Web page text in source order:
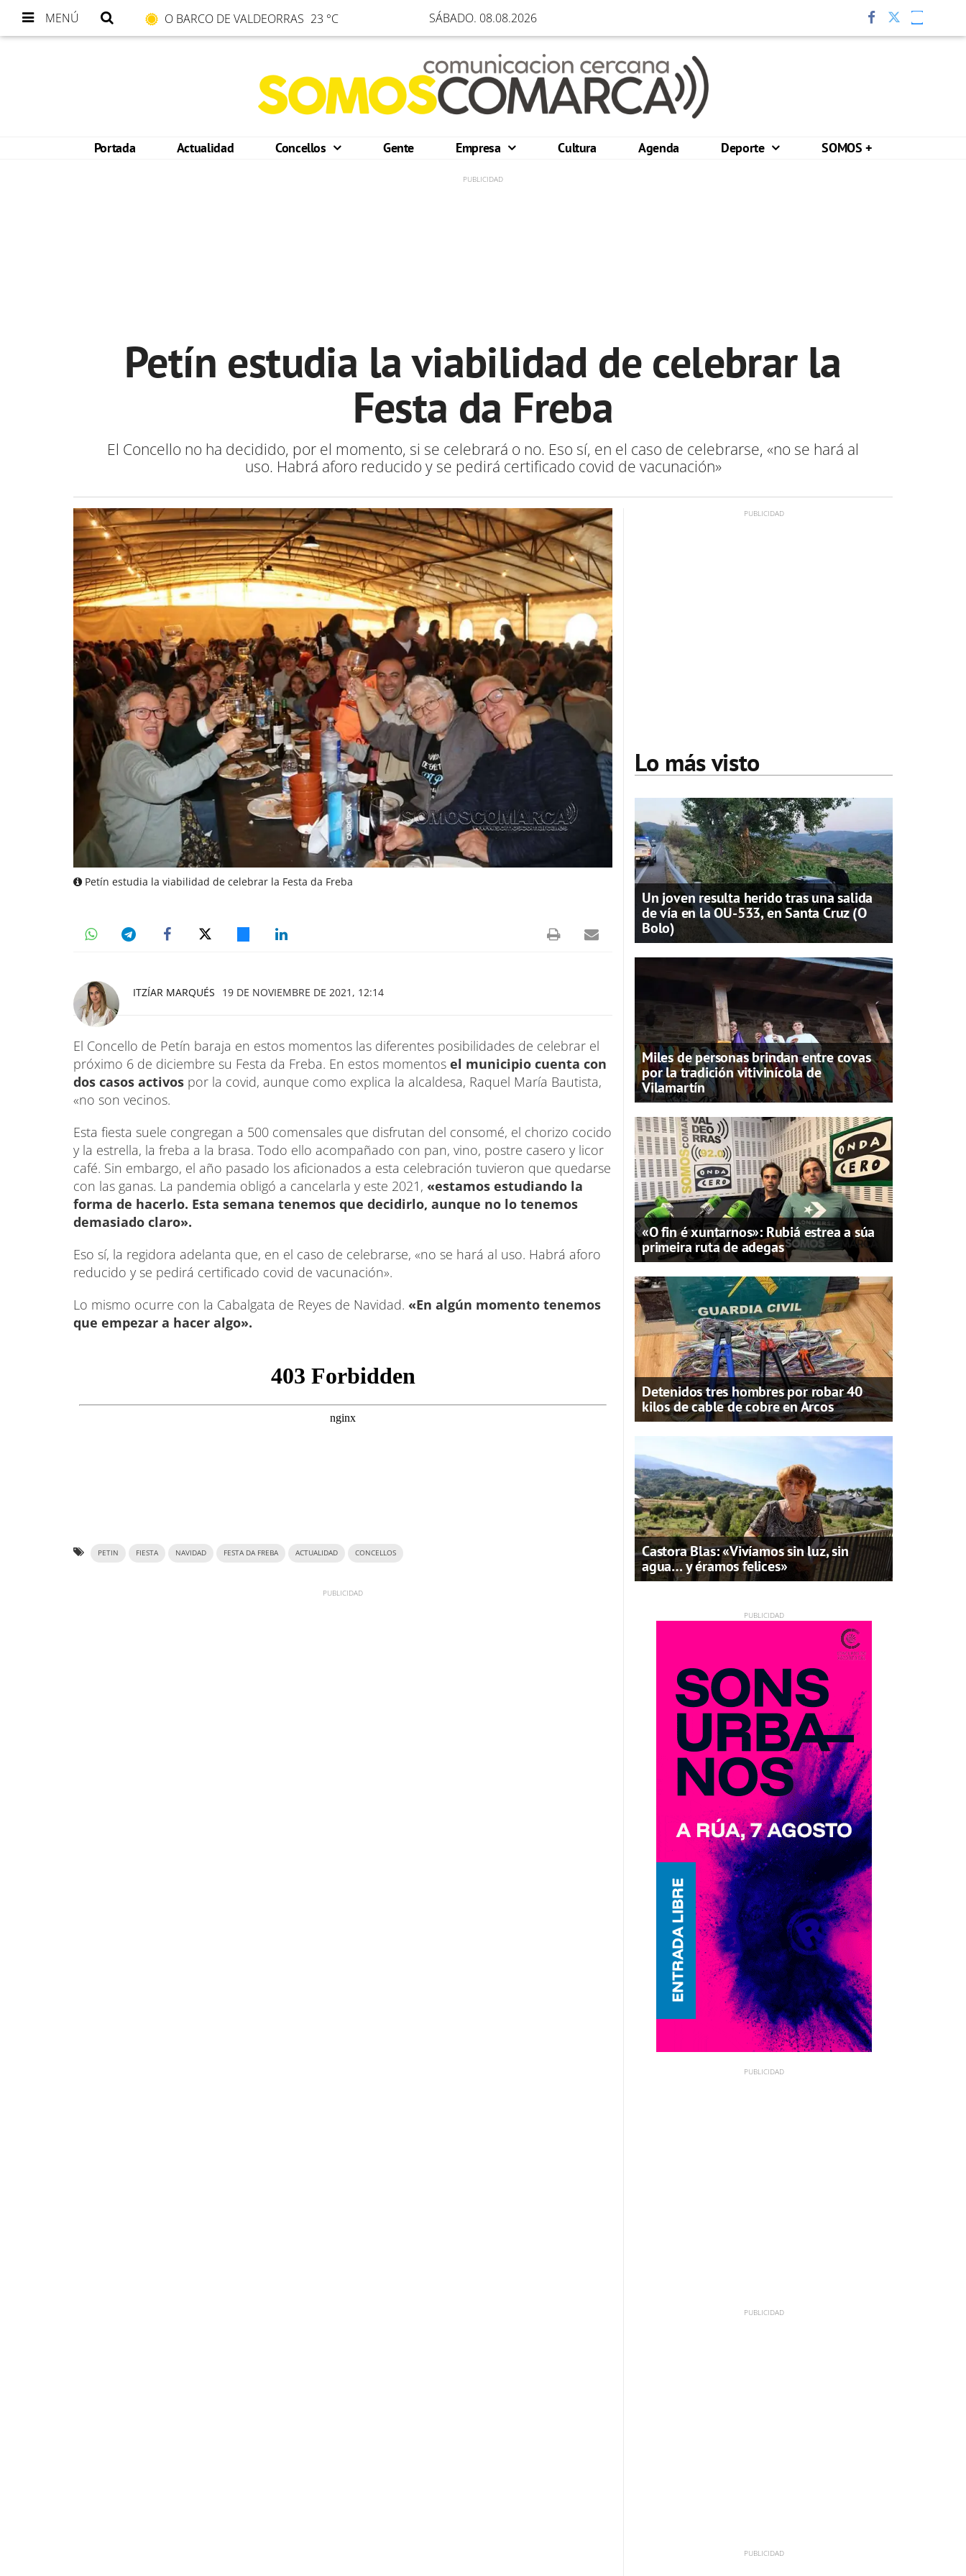
MENÚ O BARCO DE VALDEORRAS 23 °C SÁBADO. 08.08.2026
Portada Actualidad Concellos Gente Empresa Cultura Agenda Deporte SOMOS +
Petín estudia la viabilidad de celebrar la
Festa da Freba
El Concello no ha decidido, por el momento, si se celebrará o no. Eso sí, en el caso de celebrarse, «no se hará al
uso. Habrá aforo reducido y se pedirá certificado covid de vacunación»
Petín estudia la viabilidad de celebrar la Festa da Freba
ITZÍAR MARQUÉS 19 DE NOVIEMBRE DE 2021, 12:14
El Concello de Petín baraja en estos momentos las diferentes posibilidades de celebrar el
próximo 6 de diciembre su Festa da Freba. En estos momentos el municipio cuenta con
dos casos activos por la covid, aunque como explica la alcaldesa, Raquel María Bautista,
«no son vecinos.
Esta fiesta suele congregan a 500 comensales que disfrutan del consomé, el chorizo cocido
y la estrella, la freba a la brasa. Todo ello acompañado con pan, vino, postre casero y licor
café. Sin embargo, el año pasado los aficionados a esta celebración tuvieron que quedarse
con las ganas. La pandemia obligó a cancelarla y este 2021, «estamos estudiando la
forma de hacerlo. Esta semana tenemos que decidirlo, aunque no lo tenemos
demasiado claro».
Eso sí, la regidora adelanta que, en el caso de celebrarse, «no se hará al uso. Habrá aforo
reducido y se pedirá certificado covid de vacunación».
Lo mismo ocurre con la Cabalgata de Reyes de Navidad. «En algún momento tenemos
que empezar a hacer algo».
PETIN FIESTA NAVIDAD FESTA DA FREBA ACTUALIDAD CONCELLOS
Lo más visto
Un joven resulta herido tras una salida
de vía en la OU-533, en Santa Cruz (O
Bolo)
Miles de personas brindan entre covas
por la tradición vitivinícola de
Vilamartín
«O fin é xuntarnos»: Rubiá estrea a súa
primeira ruta de adegas
Detenidos tres hombres por robar 40
kilos de cable de cobre en Arcos
Castora Blas: «Vivíamos sin luz, sin
agua… y éramos felices»